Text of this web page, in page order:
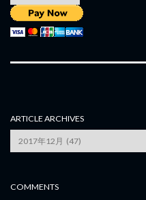
ARTICLE ARCHIVES
Article
Archives
COMMENTS